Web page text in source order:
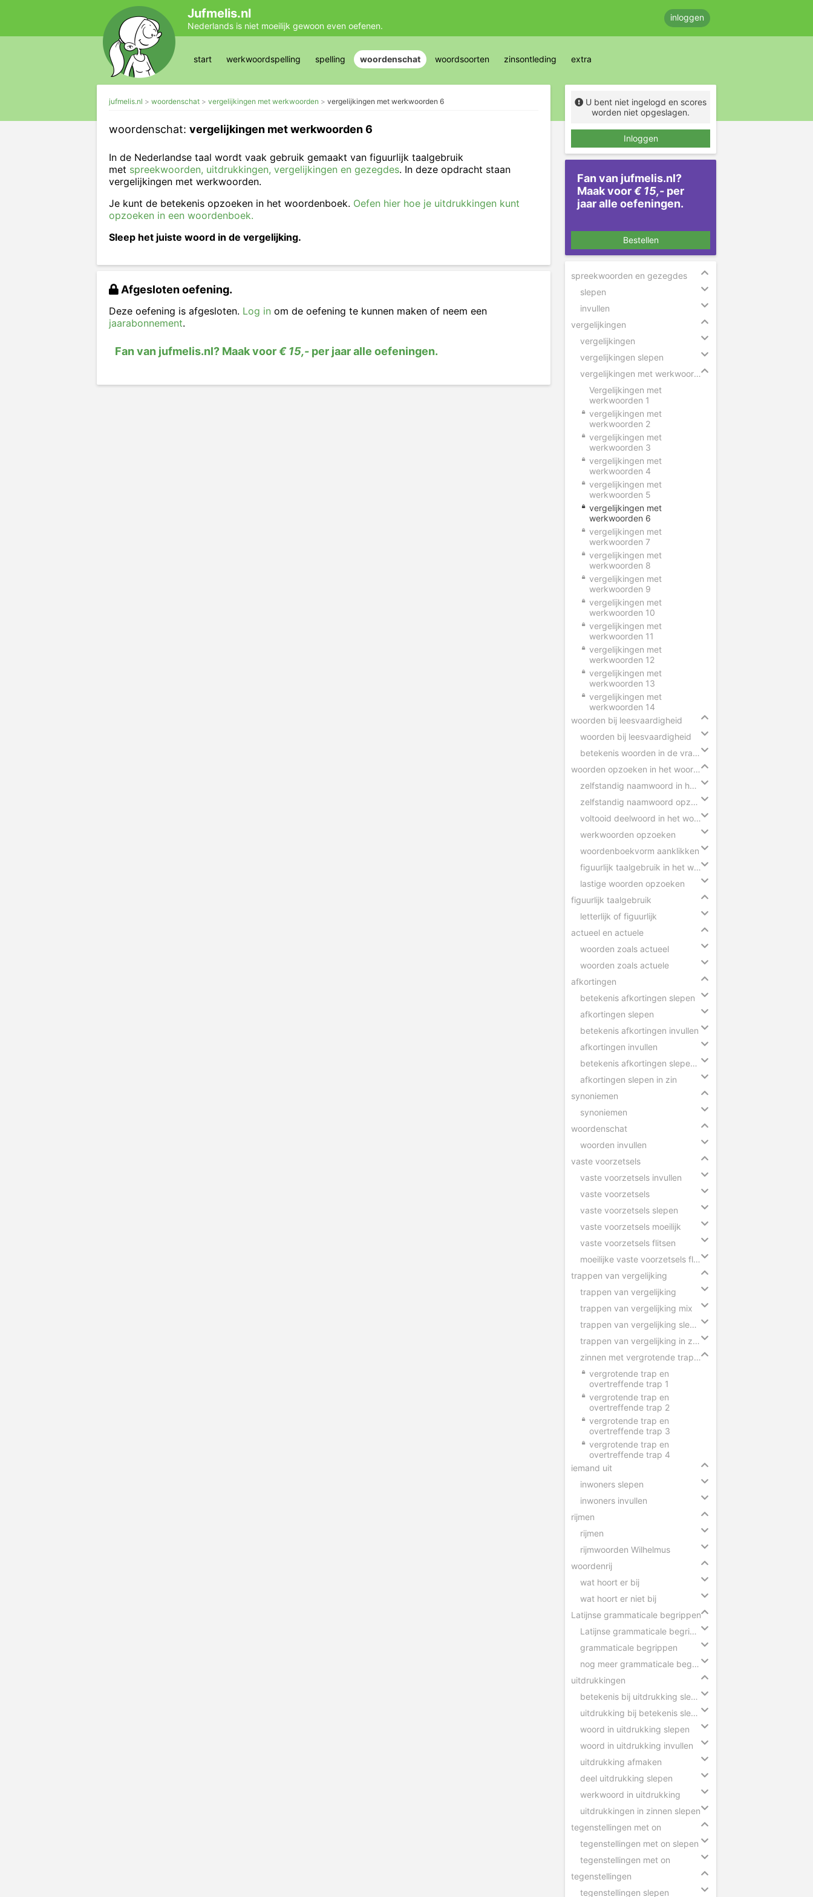
Jufmelis.nl
Nederlands is niet moeilijk gewoon even oefenen.
inloggen
start werkwoordspelling spelling woordenschat woordsoorten zinsontleding extra
jufmelis.nl woordenschat vergelijkingen met werkwoorden vergelijkingen met werkwoorden 6
woordenschat: vergelijkingen met werkwoorden 6
In de Nederlandse taal wordt vaak gebruik gemaakt van figuurlijk taalgebruik
met spreekwoorden, uitdrukkingen, vergelijkingen en gezegdes. In deze opdracht staan
vergelijkingen met werkwoorden.
Je kunt de betekenis opzoeken in het woordenboek. Oefen hier hoe je uitdrukkingen kunt
opzoeken in een woordenboek.
Sleep het juiste woord in de vergelijking.
Afgesloten oefening.
Deze oefening is afgesloten. Log in om de oefening te kunnen maken of neem een
jaarabonnement.
Fan van jufmelis.nl? Maak voor€ 15,- per jaar alle oefeningen.
U bent niet ingelogd en scores
worden niet opgeslagen.
Inloggen
Fan van jufmelis.nl?
Maak voor€ 15,- per
jaar alle oefeningen.
Bestellen
spreekwoorden en gezegdes
slepen
invullen
vergelijkingen
vergelijkingen
vergelijkingen slepen
vergelijkingen met werkwoorden
Vergelijkingen met
werkwoorden 1
vergelijkingen met
werkwoorden 2
vergelijkingen met
werkwoorden 3
vergelijkingen met
werkwoorden 4
vergelijkingen met
werkwoorden 5
vergelijkingen met
werkwoorden 6
vergelijkingen met
werkwoorden 7
vergelijkingen met
werkwoorden 8
vergelijkingen met
werkwoorden 9
vergelijkingen met
werkwoorden 10
vergelijkingen met
werkwoorden 11
vergelijkingen met
werkwoorden 12
vergelijkingen met
werkwoorden 13
vergelijkingen met
werkwoorden 14
woorden bij leesvaardigheid
woorden bij leesvaardigheid
betekenis woorden in de vragen
woorden opzoeken in het woordenboek
zelfstandig naamwoord in het woordenboek
zelfstandig naamwoord opzoeken
voltooid deelwoord in het woordenboek
werkwoorden opzoeken
woordenboekvorm aanklikken
figuurlijk taalgebruik in het woordenboek
lastige woorden opzoeken
figuurlijk taalgebruik
letterlijk of figuurlijk
actueel en actuele
woorden zoals actueel
woorden zoals actuele
afkortingen
betekenis afkortingen slepen
afkortingen slepen
betekenis afkortingen invullen
afkortingen invullen
betekenis afkortingen slepen in zin
afkortingen slepen in zin
synoniemen
synoniemen
woordenschat
woorden invullen
vaste voorzetsels
vaste voorzetsels invullen
vaste voorzetsels
vaste voorzetsels slepen
vaste voorzetsels moeilijk
vaste voorzetsels flitsen
moeilijke vaste voorzetsels flitsen
trappen van vergelijking
trappen van vergelijking
trappen van vergelijking mix
trappen van vergelijking slepen
trappen van vergelijking in zinnen
zinnen met vergrotende trap en overtreffende trap
vergrotende trap en
overtreffende trap 1
vergrotende trap en
overtreffende trap 2
vergrotende trap en
overtreffende trap 3
vergrotende trap en
overtreffende trap 4
iemand uit
inwoners slepen
inwoners invullen
rijmen
rijmen
rijmwoorden Wilhelmus
woordenrij
wat hoort er bij
wat hoort er niet bij
Latijnse grammaticale begrippen
Latijnse grammaticale begrippen slepen
grammaticale begrippen
nog meer grammaticale begrippen
uitdrukkingen
betekenis bij uitdrukking slepen
uitdrukking bij betekenis slepen
woord in uitdrukking slepen
woord in uitdrukking invullen
uitdrukking afmaken
deel uitdrukking slepen
werkwoord in uitdrukking
uitdrukkingen in zinnen slepen
tegenstellingen met on
tegenstellingen met on slepen
tegenstellingen met on
tegenstellingen
tegenstellingen slepen